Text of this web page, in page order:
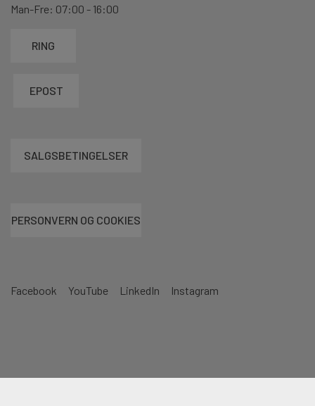
Facebook YouTube LinkedIn Instagram
Man-Fre: 07:00 - 16:00
RING
EPOST
SALGSBETINGELSER
PERSONVERN OG COOKIES